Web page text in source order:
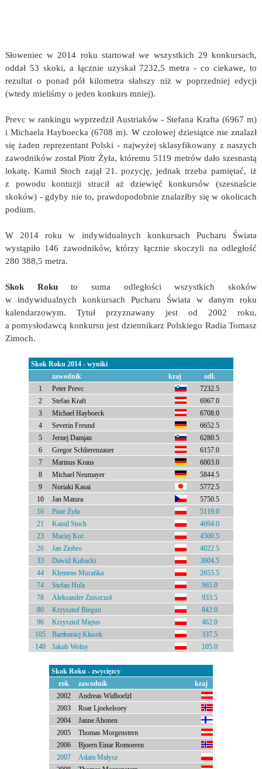
Słoweniec w 2014 roku startował we wszystkich 29 konkursach,
oddał 53 skoki, a łącznie uzyskał 7232,5 metra - co ciekawe, to
rezultat o ponad pół kilometra słabszy niż w poprzedniej edycji
(wtedy mieliśmy o jeden konkurs mniej).
Prevc w rankingu wyprzedził Austriaków - Stefana Krafta (6967 m)
i Michaela Hayboecka (6708 m). W czołowej dziesiątce nie znalazł
się żaden reprezentant Polski - najwyżej sklasyfikowany z naszych
zawodników został Piotr Żyła, któremu 5119 metrów dało szesnastą
lokatę. Kamil Stoch zajął 21. pozycję, jednak trzeba pamiętać, iż
z powodu kontuzji stracił aż dziewięć konkursów (szesnaście
skoków) - gdyby nie to, prawdopodobnie znalazłby się w okolicach
podium.
W 2014 roku w indywidualnych konkursach Pucharu Świata
wystąpiło 146 zawodników, którzy łącznie skoczyli na odległość
280 388,5 metra.
Skok Rokuto suma odległości wszystkich skoków
w indywidualnych konkursach Pucharu Świata w danym roku
kalendarzowym. Tytuł przyznawany jest od 2002 roku,
a pomysłodawcą konkursu jest dziennikarz Polskiego Radia Tomasz
Zimoch.
Skok Roku 2014 - wyniki
zawodnik
kraj
odl.
1
Peter Prevc
7232.5
2
Stefan Kraft
6967.0
3
Michael Hayboeck
6708.0
4
Severin Freund
6652.5
5
Jernej Damjan
6280.5
6
Gregor Schlierenzauer
6157.0
7
Marinus Kraus
6003.0
8
Michael Neumayer
5844.5
9
Noriaki Kasai
5772.5
10
Jan Matura
5750.5
16
Piotr Żyła
5119.0
21
Kamil Stoch
4694.0
23
Maciej Kot
4500.5
26
Jan Ziobro
4022.5
33
Dawid Kubacki
3604.5
44
Klemens Murańka
2655.5
74
Stefan Hula
965.0
78
Aleksander Zniszczoł
933.5
80
Krzysztof Biegun
842.0
96
Krzysztof Miętus
462.0
105
Bartłomiej Kłusek
337.5
140
Jakub Wolny 105.0
Skok Roku - zwycięzcy
rok
zawodnik
kraj
2002
Andreas Widhoelzl
2003
Roar Ljoekelsoey
2004
Janne Ahonen
2005
Thomas Morgenstern
2006
Bjoern Einar Romoeren
2007
Adam Małysz